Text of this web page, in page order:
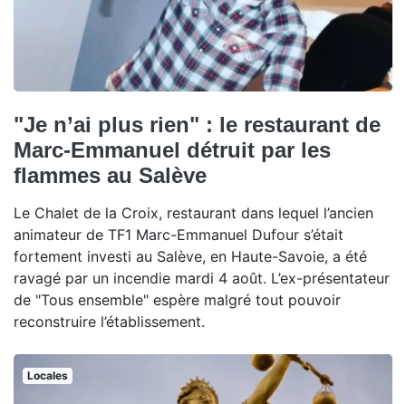
"Je n’ai plus rien" : le restaurant de
Marc-Emmanuel détruit par les
flammes au Salève
Le Chalet de la Croix, restaurant dans lequel l’ancien
animateur de TF1 Marc-Emmanuel Dufour s’était
fortement investi au Salève, en Haute-Savoie, a été
ravagé par un incendie mardi 4 août. L’ex-présentateur
de "Tous ensemble" espère malgré tout pouvoir
reconstruire l’établissement.
Locales